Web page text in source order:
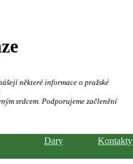
některé informace o pražské
srdcem. Podporujeme začlenění
Dary Kontakty